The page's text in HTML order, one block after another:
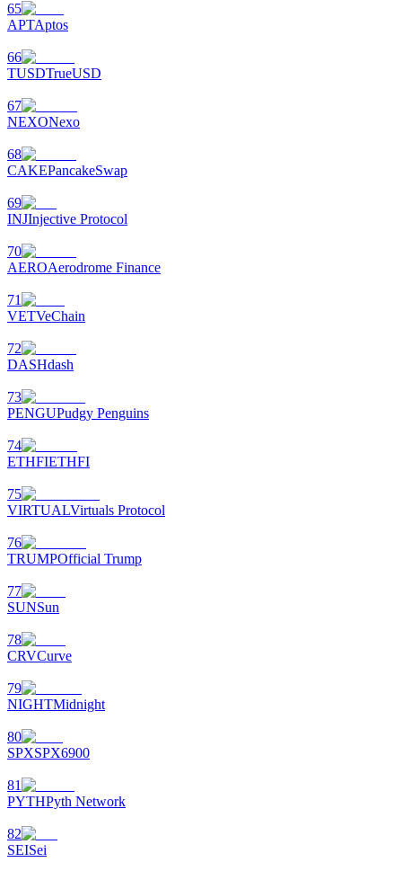
65
APTAptos
66
TUSDTrueUSD
67
NEXONexo
68
CAKEPancakeSwap
69
INJInjective Protocol
70
AEROAerodrome Finance
71
VETVeChain
72
DASHdash
73
PENGUPudgy Penguins
74
ETHFIETHFI
75
VIRTUALVirtuals Protocol
76
TRUMPOfficial Trump
77
SUNSun
78
CRVCurve
79
NIGHTMidnight
80
SPXSPX6900
81
PYTHPyth Network
82
SEISei